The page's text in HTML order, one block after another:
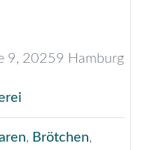
9, 20259 Hamburg
, Brötchen,